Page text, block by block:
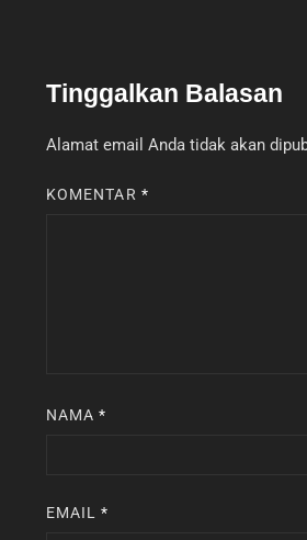
Tinggalkan Balasan
Alamat email Anda tidak akan
KOMENTAR *
NAMA*
EMAIL*